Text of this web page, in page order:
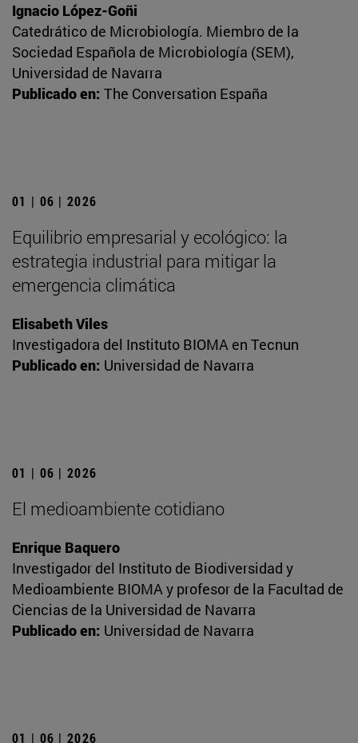
Ignacio López-Goñi
Catedrático de Microbiología. Miembro de la
Sociedad Española de Microbiología (SEM),
Universidad de Navarra
Publicado en: The Conversation España
01 | 06 | 2026
Equilibrio empresarial y ecológico: la
estrategia industrial para mitigar la
emergencia climática
Elisabeth Viles
Investigadora del Instituto BIOMA en Tecnun
Publicado en: Universidad de Navarra
01 | 06 | 2026
El medioambiente cotidiano
Enrique Baquero
Investigador del Instituto de Biodiversidad y
Medioambiente BIOMA y profesor de la Facultad de
Ciencias de la Universidad de Navarra
Publicado en: Universidad de Navarra
01 | 06 | 2026